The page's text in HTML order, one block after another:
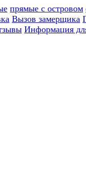
прямые с островом
Вызов замерщика
Информация